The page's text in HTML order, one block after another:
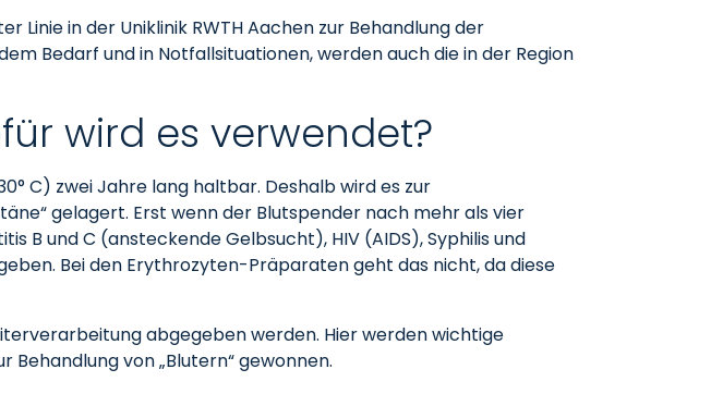
in der Uniklinik RWTH Aachen zur Behandlung der
Bedarf und in Notfallsituationen, werden auch die in der Region
wird es verwendet?
C) zwei Jahre lang haltbar. Deshalb wird es zur
gelagert. Erst wenn der Blutspender nach mehr als vier
B und C (ansteckende Gelbsucht), HIV (AIDS), Syphilis und
Bei den Erythrozyten-Präparaten geht das nicht, da diese
abgegeben werden. Hier werden wichtige
von „Blutern“ gewonnen.